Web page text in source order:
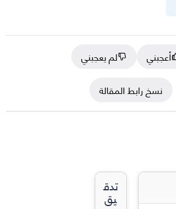
أعجبني
لم يعجبني
نسخ رابط المقالة
تدق
يق